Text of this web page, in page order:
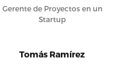
Gerente de Proyectos en un
Startup
Tomás Ramírez